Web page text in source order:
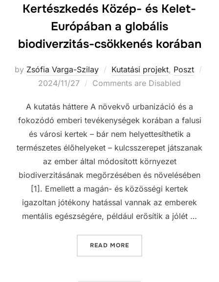
Kertészkedés Közép- és Kelet-
Európában a globális
biodiverzitás-csökkenés korában
by Zsófia Varga-Szilay Kutatási projekt, Poszt
Posted
2024/11/27 Comments are Disabled
A kutatás háttere A növekvő urbanizáció és a
fokozódó emberi tevékenységek korában a falusi
és városi kertek – bár nem helyettesíthetik a
természetes élőhelyeket – kulcsszerepet játszanak
az ember által módosított környezet
biodiverzitásának megőrzésében és növelésében
[1]. Emellett a magán- és közösségi kertek
igazoltan jótékony hatással vannak az emberek
mentális egészségére, például erősítik a jólét …
READ MORE